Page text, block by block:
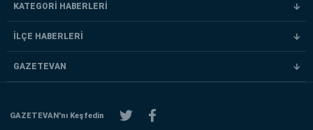
KATEGORİ HABERLERİ
İLÇE HABERLERİ
GAZETEVAN
GAZETEVAN'nı Keşfedin